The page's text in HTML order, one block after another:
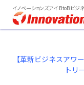
イノベーションズアイ BtoBビジ
【革新ビジネスアワ
トリ